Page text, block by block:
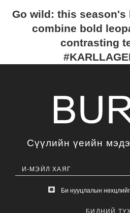
Go wild: this season's
combine bold
contrasting
Сүүлийн үеийн
Би нууцлалын
БИДНИЙ